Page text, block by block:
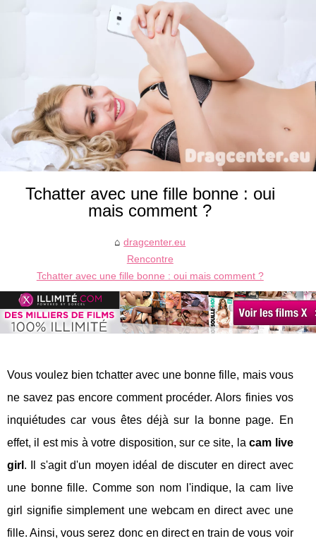
Tchatter avec une fille bonne : oui
mais comment ?
dragcenter.eu
Rencontre
Tchatter avec une fille bonne : oui mais comment ?
Vous voulez bien tchatter avec une bonne fille, mais vous
ne savez pas encore comment procéder. Alors finies vos
inquiétudes car vous êtes déjà sur la bonne page. En
effet, il est mis à votre disposition, sur ce site, lacam live
girl . Il s'agit d'un moyen idéal de discuter en direct avec
une bonne fille. Comme son nom l'indique, la cam live
girl signifie simplement une webcam en direct avec une
fille. Ainsi, vous serez donc en direct en train de vous voir